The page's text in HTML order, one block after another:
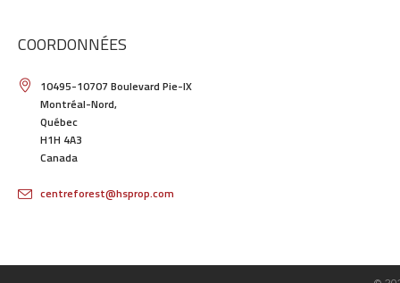
COORDONNÉES
10495-10707 Boulevard Pie-IX
Montréal-Nord,
Québec
H1H 4A3
Canada
centreforest@hsprop.com